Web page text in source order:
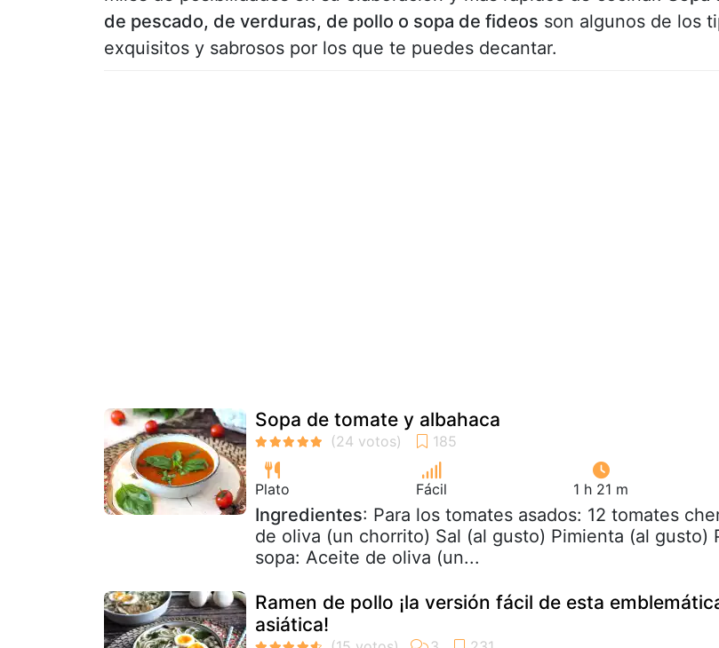
de pescado, de verduras, de pollo o sopa de fideos son algunos de los
exquisitos y sabrosos por los que te puedes decantar.
Sopa de tomate y albahaca
Plato Fácil 1 h 21 m
Ingredientes: Para los tomates asados: 12 tomates
de oliva (un chorrito) Sal (al gusto) Pimienta (al gusto)
sopa: Aceite de oliva (un...
Ramen de pollo ¡la versión fácil de esta
asiática!